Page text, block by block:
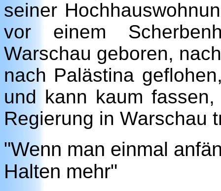
seiner
vor einem
Warschau geboren,
nach Palästina
und kann kaum
Regierung in Warschau
"Wenn man einmal
Halten mehr"